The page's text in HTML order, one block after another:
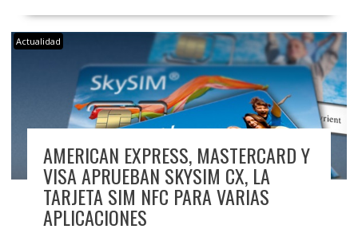
Actualidad
AMERICAN EXPRESS, MASTERCARD Y
VISA APRUEBAN SKYSIM CX, LA
TARJETA SIM NFC PARA VARIAS
APLICACIONES